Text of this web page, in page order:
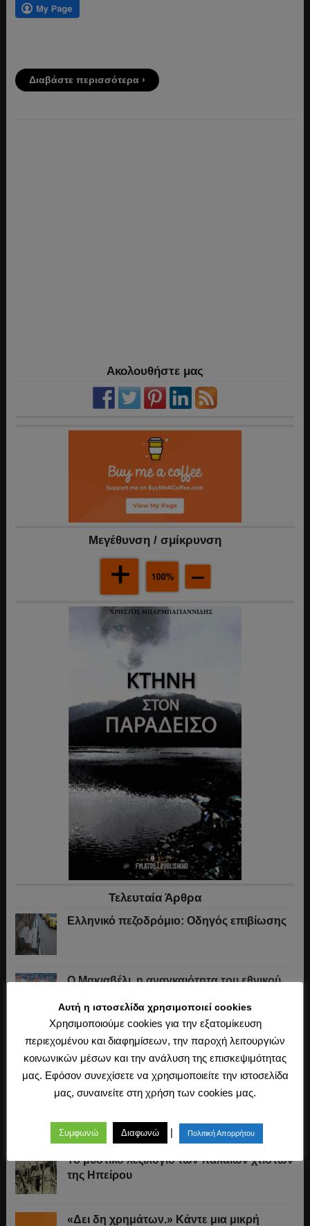
Διαβάστε περισσότερα ›
Ακολουθήστε μας
Mεγέθυνση / σμίκρυνση
Τελευταία Άρθρα
Ελληνικό πεζοδρόμιο: Οδηγός επιβίωσης
Ο Μακιαβέλι, η αναγκαιότητα του εθνικού
Πόλη»
Ο Αριστοτέλης και το αδιάσπαστο της
ψυχής με το σώμα
Οι Τούρκοι στην Ευρώπη: Η δεύτερη
Το μυστικό λεξιλόγιο των παλαιών χτιστών
της Ηπείρου
«Δει δη χρημάτων.» Κάντε μια μικρή
Αυτή η ιστοσελίδα χρησιμοποιεί cookies
Χρησιμοποιούμε cookies για την εξατομίκευση
περιεχομένου και διαφημίσεων, την παροχή λειτουργιών
κοινωνικών μέσων και την ανάλυση της επισκεψιμότητας
μας. Εφόσον συνεχίσετε να χρησιμοποιείτε την ιστοσελίδα
μας, συναινείτε στη χρήση των cookies μας.
Συμφωνώ Διαφωνώ | Πολιτική Απορρήτου